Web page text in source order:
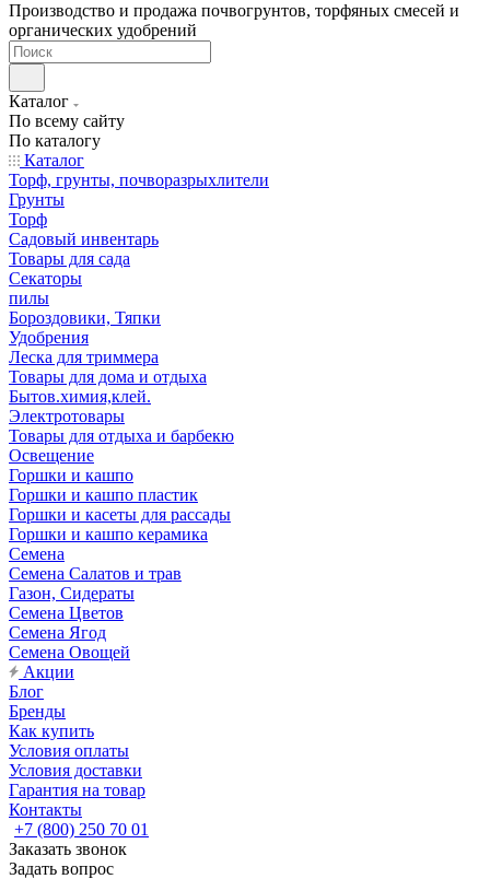
Производство и продажа почвогрунтов, торфяных смесей и
органических удобрений
Каталог
По всему сайту
По каталогу
Каталог
Торф, грунты, почворазрыхлители
Грунты
Торф
Садовый инвентарь
Товары для сада
Секаторы
пилы
Бороздовики, Тяпки
Удобрения
Леска для триммера
Товары для дома и отдыха
Бытов.химия,клей.
Электротовары
Товары для отдыха и барбекю
Освещение
Горшки и кашпо
Горшки и кашпо пластик
Горшки и касеты для рассады
Горшки и кашпо керамика
Семена
Семена Салатов и трав
Газон, Сидераты
Семена Цветов
Семена Ягод
Семена Овощей
Акции
Блог
Бренды
Как купить
Условия оплаты
Условия доставки
Гарантия на товар
Контакты
+7 (800) 250 70 01
Заказать звонок
Задать вопрос